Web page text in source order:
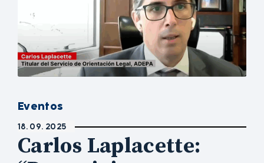
Eventos
18. 09. 2025
Carlos Laplacette: